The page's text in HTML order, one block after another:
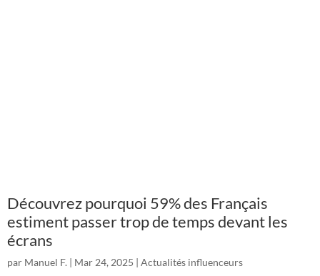
Découvrez pourquoi 59% des Français
estiment passer trop de temps devant les
écrans
par Manuel F. | Mar 24, 2025 | Actualités influenceurs